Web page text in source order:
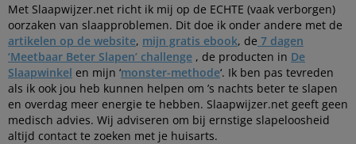
Met Slaapwijzer.net richt ik mij op de ECHTE (vaak verborgen)
oorzaken van slaapproblemen. Dit doe ik onder andere met de
artikelen op de website, mijn gratis ebook, de 7 dagen
‘Meetbaar Beter Slapen’ challenge , de producten in De
Slaapwinkel en mijn ‘monster-methode‘. Ik ben pas tevreden
als ik ook jou heb kunnen helpen om ’s nachts beter te slapen
en overdag meer energie te hebben. Slaapwijzer.net geeft geen
medisch advies. Wij adviseren om bij ernstige slapeloosheid
altijd contact te zoeken met je huisarts.